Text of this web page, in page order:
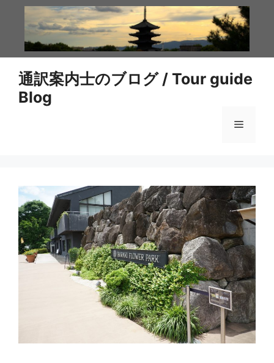
通訳案内士のブログ / Tour guide
Blog
メ
ュ
ー